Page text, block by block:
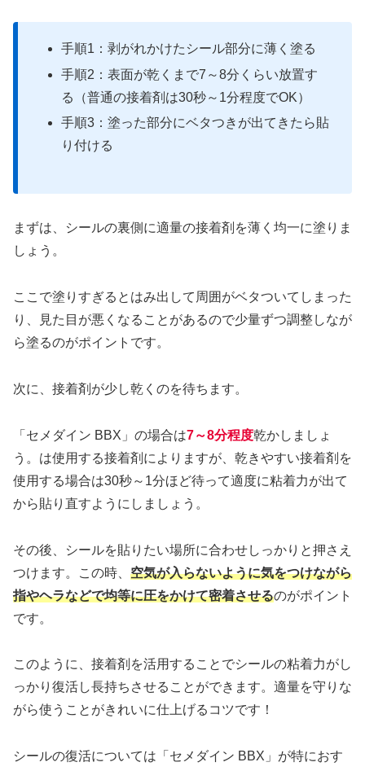
手順1：剥がれかけたシール部分に薄く塗る
手順2：表面が乾くまで7～8分くらい放置す
る（普通の接着剤は30秒～1分程度でOK）
手順3：塗った部分にベタつきが出てきたら貼
り付ける
まずは、シールの裏側に適量の接着剤を薄く均一に塗りま
しょう。
ここで塗りすぎるとはみ出して周囲がベタついてしまった
り、見た目が悪くなることがあるので少量ずつ調整しなが
ら塗るのがポイントです。
次に、接着剤が少し乾くのを待ちます。
「セメダイン BBX」の場合は7～8分程度乾かしましょ
う。は使用する接着剤によりますが、乾きやすい接着剤を
使用する場合は30秒～1分ほど待って適度に粘着力が出て
から貼り直すようにしましょう。
その後、シールを貼りたい場所に合わせしっかりと押さえ
つけます。この時、 空気が入らないように気をつけながら
指やヘラなどで均等に圧をかけて密着させるのがポイント
です。
このように、接着剤を活用することでシールの粘着力がし
っかり復活し長持ちさせることができます。適量を守りな
がら使うことがきれいに仕上げるコツです！
シールの復活については「セメダイン BBX」が特におす